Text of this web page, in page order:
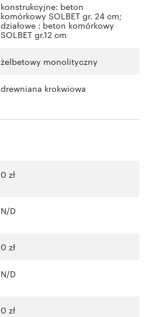
konstrukcyjne: beton
komórkowy SOLBET gr. 24 cm;
działowe : beton komórkowy
SOLBET gr.12 cm
żelbetowy monolityczny
drewniana krokwiowa
0 zł
N/D
0 zł
N/D
0 zł